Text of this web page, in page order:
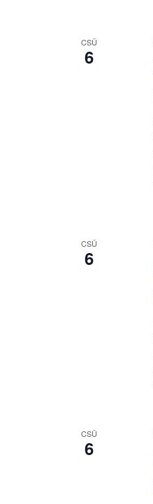
CSÜ
6
CSÜ
6
CSÜ
6